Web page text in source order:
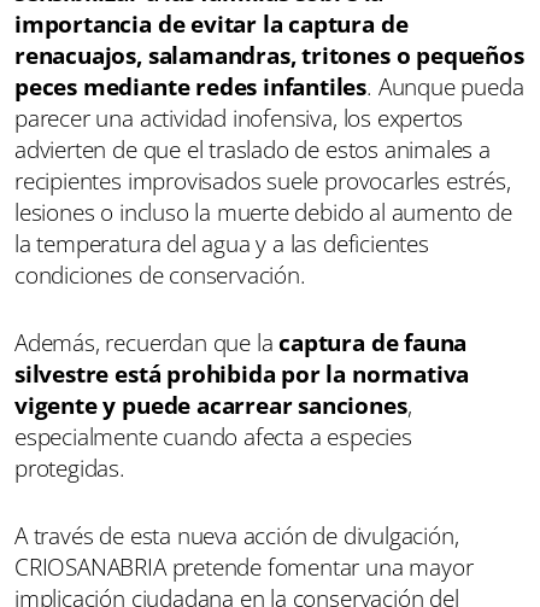
importancia de evitar la captura de
renacuajos, salamandras, tritones o pequeños
peces mediante redes infantiles. Aunque pueda
parecer una actividad inofensiva, los expertos
advierten de que el traslado de estos animales a
recipientes improvisados suele provocarles estrés,
lesiones o incluso la muerte debido al aumento de
la temperatura del agua y a las deficientes
condiciones de conservación.
Además, recuerdan que lacaptura de fauna
silvestre está prohibida por la normativa
vigente y puede acarrear sanciones,
especialmente cuando afecta a especies
protegidas.
A través de esta nueva acción de divulgación,
CRIOSANABRIA pretende fomentar una mayor
implicación ciudadana en la conservación del